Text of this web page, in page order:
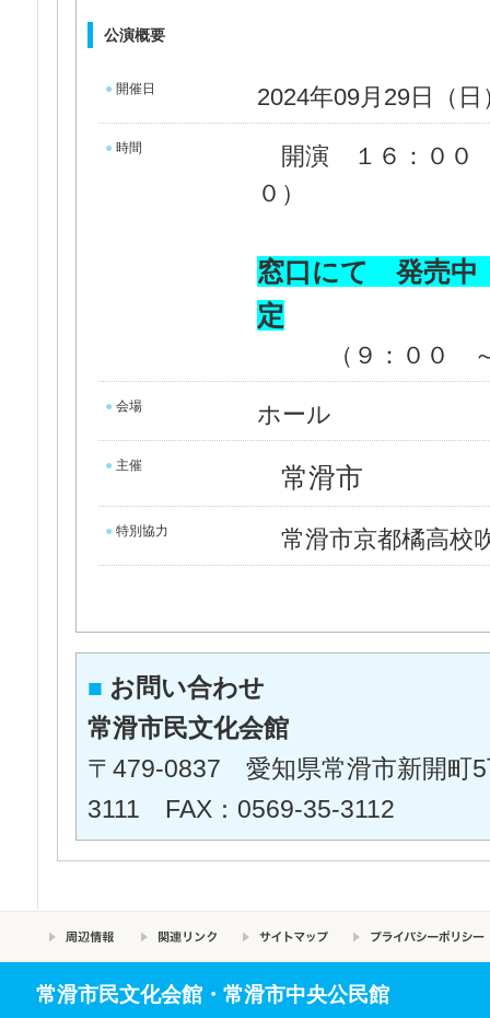
公演概要
● 開催日 2024年09月29日（日
● 時間
開演 １６：０
０）
窓口にて 発売中
定
（９：００
● 会場 ホール
● 主催 常滑市
● 特別協力 常滑市京都橘高校
■ お問い合わせ
常滑市民文化会館
〒479-0837 愛知県常滑市新開町
3111 FAX：0569-35-3112
常滑市民文化会館・常滑市中央公民館